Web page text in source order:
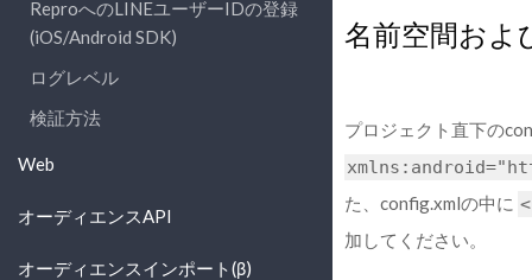
ReproへのLINEユーザーIDの登録
(iOS/Android SDK)
ログレベル
検証方法
Web
オーディエンスAPI
オーディエンスインポート(β)
名前空間およ
プロジェクト直下の
た、config.xmlの中に
加してください。